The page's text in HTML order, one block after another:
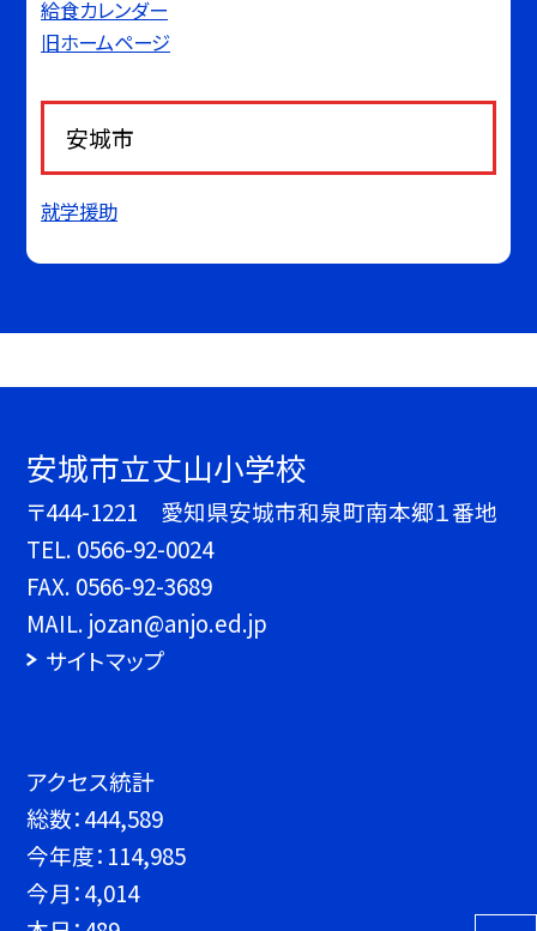
給食カレンダー
旧ホームページ
安城市
就学援助
安城市立丈山小学校
〒444-1221 愛知県安城市和泉町南本郷１番地
TEL. 0566-92-0024
FAX. 0566-92-3689
MAIL. jozan@anjo.ed.jp
サイトマップ
アクセス統計
総数：444,589
今年度： 114,985
今月：4,014